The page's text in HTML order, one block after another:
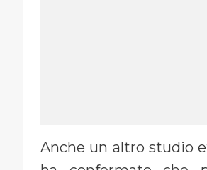
Anche un altro studio